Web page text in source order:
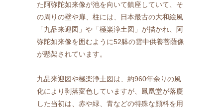
た阿弥陀如来像が池を向いて鎮座していて、そ
の周りの壁や扉、柱には、日本最古の大和絵風
「九品来迎図」や「極楽浄土図」が描かれ、阿
弥陀如来像を囲むように52躰の雲中供養菩薩像
が懸架されています。
九品来迎図や極楽浄土図は、約960年余りの風
化により剥落変色していますが、鳳凰堂が落慶
した当初は、赤や緑、青などの特殊な顔料を用